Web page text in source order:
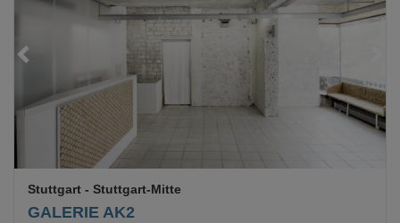
GALERIE AK2
Stuttgart - Stuttgart-Mitte